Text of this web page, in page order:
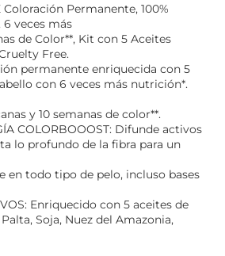
Coloración Permanente, 100%
6 veces más
de Color**, Kit con 5 Aceites
Free.
permanente enriquecida con 5
con 6 veces más nutrición*.
y 10 semanas de color**.
COLORBOOOST: Difunde activos
lo profundo de la fibra para un
en todo tipo de pelo, incluso bases
Enriquecido con 5 aceites de
Soja, Nuez del Amazonia,